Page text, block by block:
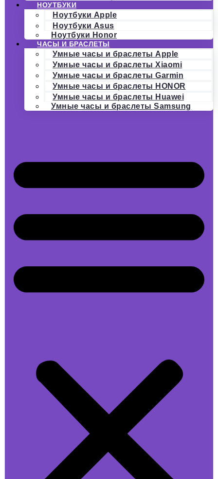
НОУТБУКИ
Ноутбуки Apple
Ноутбуки Asus
Ноутбуки Honor
ЧАСЫ И БРАСЛЕТЫ
Умные часы и браслеты Apple
Умные часы и браслеты Xiaomi
Умные часы и браслеты Garmin
Умные часы и браслеты HONOR
Умные часы и браслеты Huawei
Умные часы и браслеты Samsung